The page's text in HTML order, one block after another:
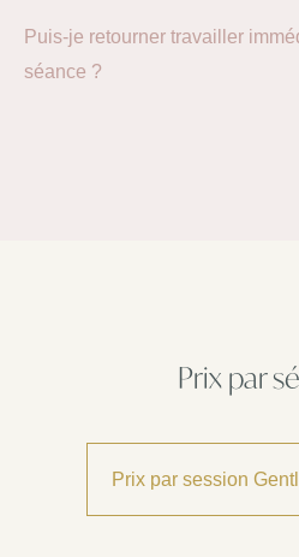
Puis-je retourner travailler
séance ?
Prix par
Prix par session